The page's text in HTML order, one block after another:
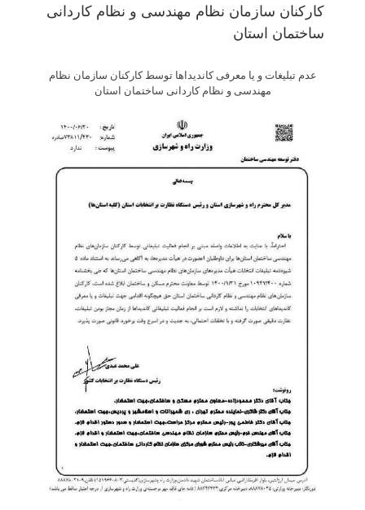
کارکنان سازمان نظام مهندسی و نظام کاردانی
ساختمان استان
عدم تبلیغات و یا معرفی کاندیداها توسط کارکنان سازمان نظام
مهندسی و نظام کاردانی ساختمان استان